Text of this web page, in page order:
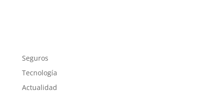
Seguros
Tecnología
Actualidad